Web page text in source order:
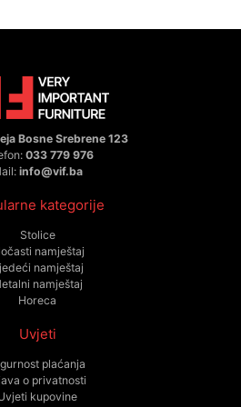
Bosne Srebrene 123
033 779 976
info@vif.ba
kategorije
Stolice
namještaj
namještaj
namještaj
Horeca
Uvjeti
plaćanja
o privatnosti
kupovine